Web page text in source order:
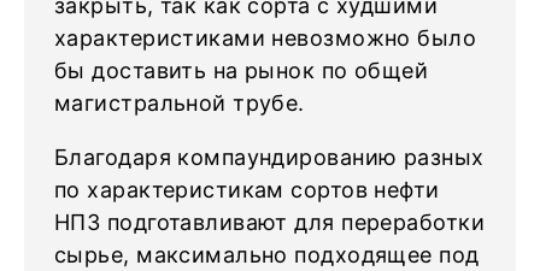
закрыть, так как сорта с худшими
характеристиками невозможно было
бы доставить на рынок по общей
магистральной трубе.
Благодаря компаундированию разных
по характеристикам сортов нефти
НПЗ подготавливают для переработки
сырье, максимально подходящее под